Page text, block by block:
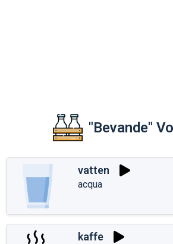
"Bevande"
vatten
acqua
kaffe